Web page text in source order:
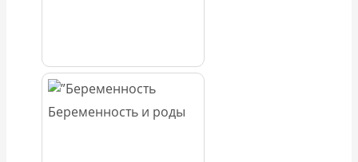
Беременность и роды